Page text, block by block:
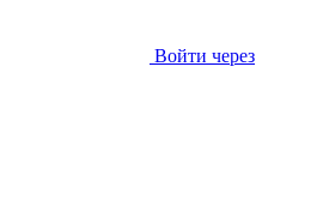
Войти через